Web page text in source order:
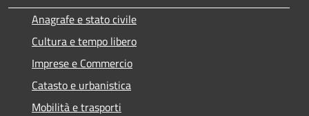
Anagrafe e stato civile
Cultura e tempo libero
Imprese e Commercio
Catasto e urbanistica
Mobilità e trasporti